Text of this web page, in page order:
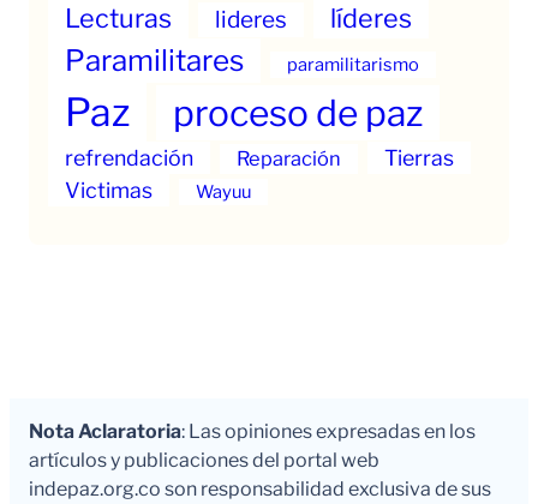
Lecturas lideres líderes
Paramilitares paramilitarismo
Paz proceso de paz
refrendación Reparación
Tierras
Victimas
Wayuu
Nota Aclaratoria: Las opiniones expresadas en los
artículos y publicaciones del portal web
indepaz.org.co son responsabilidad exclusiva de sus